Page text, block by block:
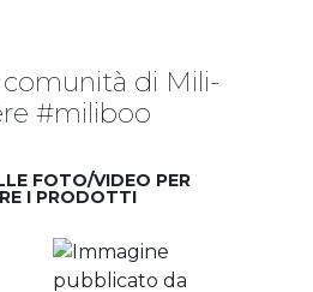
di Mili-
#miliboo
FOTO/VIDEO PER
I PRODOTTI